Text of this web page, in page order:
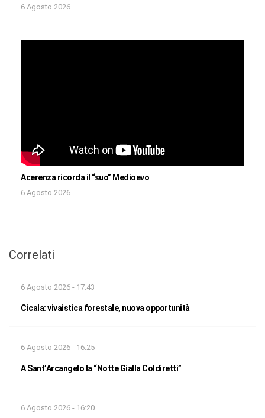
6 Agosto 2026
Acerenza ricorda il “suo” Medioevo
6 Agosto 2026
Correlati
6 Agosto 2026 - 17:43
Cicala: vivaistica forestale, nuova opportunità
6 Agosto 2026 - 16:25
A Sant’Arcangelo la “Notte Gialla Coldiretti”
6 Agosto 2026 - 16:20